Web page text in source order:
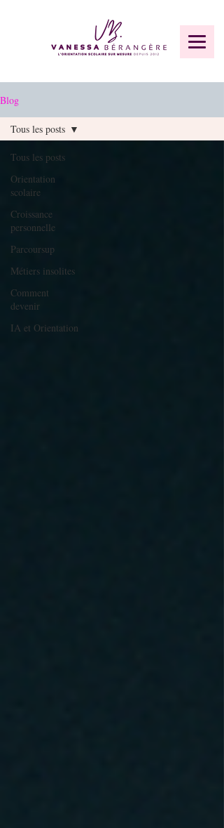
Blog
Tous les posts
Orientation
scolaire
Croissance
personnelle
Parcoursup
Métiers insolites
Comment
devenir
IA et Orientation
Tous les posts